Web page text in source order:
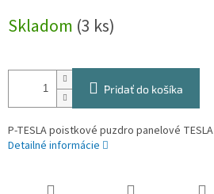
cena:
Skladom (3 ks)
Pridať do košíka
P-TESLA poistkové puzdro panelové TESLA
Detailné informácie